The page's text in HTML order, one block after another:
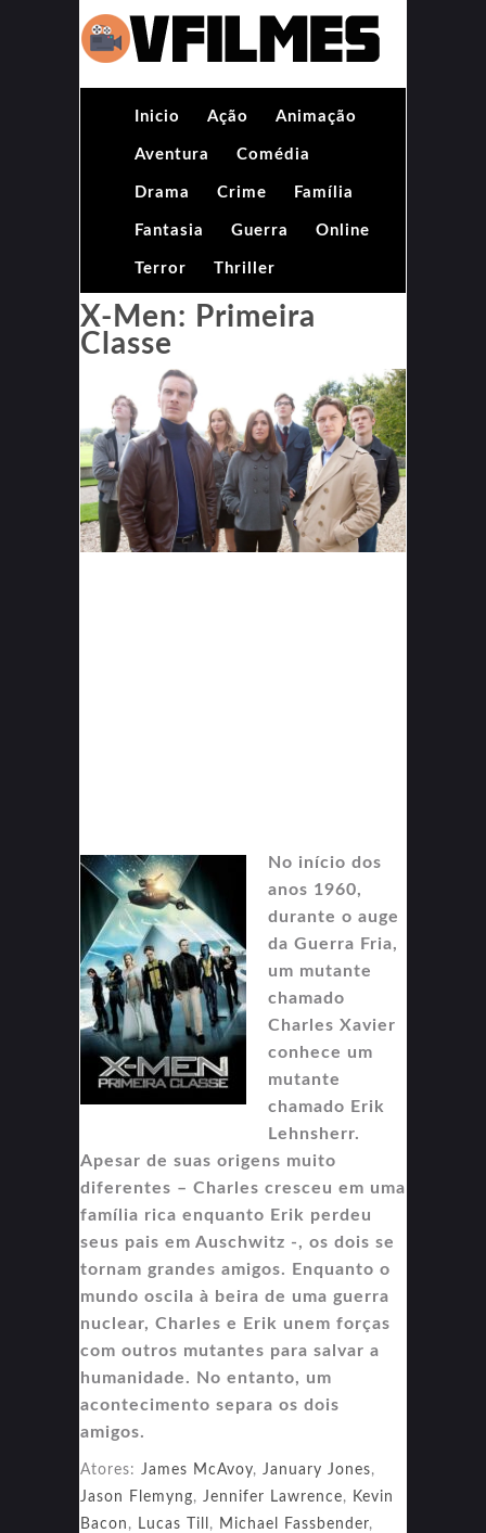
Inicio Ação Animação
Aventura Comédia
Drama Crime Família
Fantasia Guerra Online
Terror Thriller
X-Men: Primeira
Classe
No início dos
anos 1960,
durante o auge
da Guerra Fria,
um mutante
chamado
Charles Xavier
conhece um
mutante
chamado Erik
Lehnsherr.
Apesar de suas origens muito
diferentes – Charles cresceu em uma
família rica enquanto Erik perdeu
seus pais em Auschwitz -, os dois se
tornam grandes amigos. Enquanto o
mundo oscila à beira de uma guerra
nuclear, Charles e Erik unem forças
com outros mutantes para salvar a
humanidade. No entanto, um
acontecimento separa os dois
amigos.
Atores: James McAvoy, January Jones,
Jason Flemyng, Jennifer Lawrence, Kevin
Bacon , Lucas Till , Michael Fassbender,